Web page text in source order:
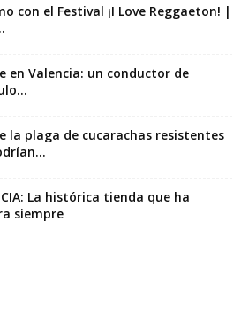
con el Festival ¡I Love Reggaeton! |
en Valencia: un conductor de
la plaga de cucarachas resistentes
La histórica tienda que ha
siempre